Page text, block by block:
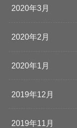
2020年3月
2020年2月
2020年1月
2019年12月
2019年11月